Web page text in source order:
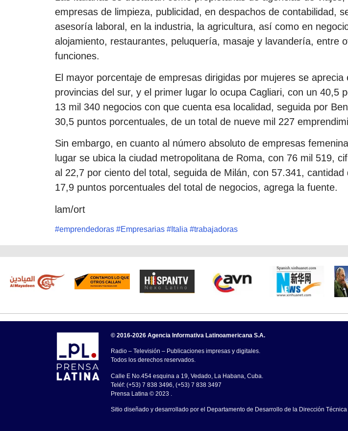
empresas de limpieza, publicidad, en despachos de contabilidad,
asesoría laboral, en la industria, la agricultura, así como en
alojamiento, restaurantes, peluquería, masaje y lavandería, entre
funciones.
El mayor porcentaje de empresas dirigidas por mujeres se aprecia
provincias del sur, y el primer lugar lo ocupa Cagliari, con un 40,5
13 mil 340 negocios con que cuenta esa localidad, seguida por
30,5 puntos porcentuales, de un total de nueve mil 227
Sin embargo, en cuanto al número absoluto de empresas
lugar se ubica la ciudad metropolitana de Roma, con 76 mil 519,
al 22,7 por ciento del total, seguida de Milán, con 57.341, cantidad
17,9 puntos porcentuales del total de negocios, agrega la fuente.
lam/ort
#emprendedoras #Empresarias # Italia #trabajadoras
© 2016-2026 Agencia Informativa Latinoamericana S.A.
Radio – Televisión – Publicaciones impresas y digitales.
Todos los derechos reservados.
Calle E No.454 esquina a 19, Vedado, La Habana, Cuba.
Teléf: (+53) 7 838 3496, (+53) 7 838 3497
Prensa Latina © 2023 .
Sitio diseñado y desarrollado por el Departamento de Desarrollo de la Dirección